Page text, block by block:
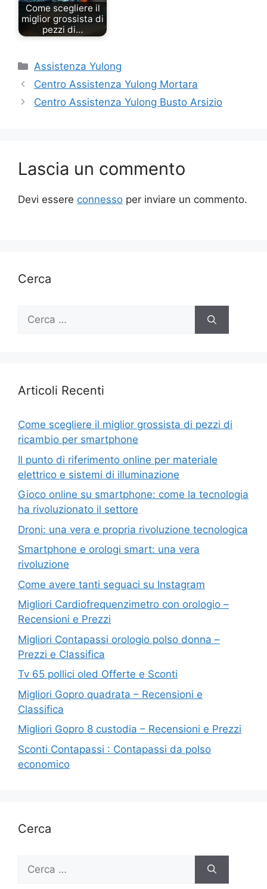
Come scegliere il
miglior grossista di
pezzi di…
Categorie
Assistenza Yulong
Centro Assistenza Yulong Mortara
Centro Assistenza Yulong Busto Arsizio
Lascia un commento
Devi essere connesso per inviare un commento.
Cerca
Ricerca
Articoli Recenti
Come scegliere il miglior grossista di pezzi di
ricambio per smartphone
Il punto di riferimento online per materiale
elettrico e sistemi di illuminazione
Gioco online su smartphone: come la tecnologia
ha rivoluzionato il settore
Droni: una vera e propria rivoluzione tecnologica
Smartphone e orologi smart: una vera
rivoluzione
Come avere tanti seguaci su Instagram
Migliori Cardiofrequenzimetro con orologio –
Recensioni e Prezzi
Migliori Contapassi orologio polso donna –
Prezzi e Classifica
Tv 65 pollici oled Offerte e Sconti
Migliori Gopro quadrata – Recensioni e
Classifica
Migliori Gopro 8 custodia – Recensioni e Prezzi
Sconti Contapassi : Contapassi da polso
economico
Cerca
per: